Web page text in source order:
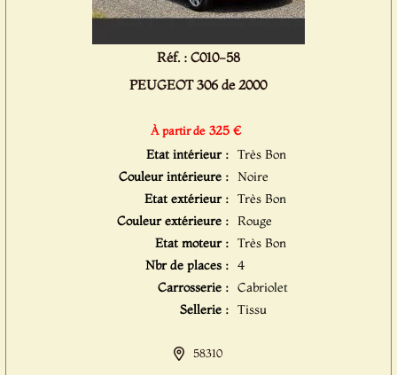
Réf. : C010-58
PEUGEOT 306 de 2000
À partir de 325 €
Etat intérieur : Très Bon
Couleur intérieure : Noire
Etat extérieur : Très Bon
Couleur extérieure : Rouge
Etat moteur : Très Bon
Nbr de places : 4
Carrosserie : Cabriolet
Sellerie : Tissu
58310